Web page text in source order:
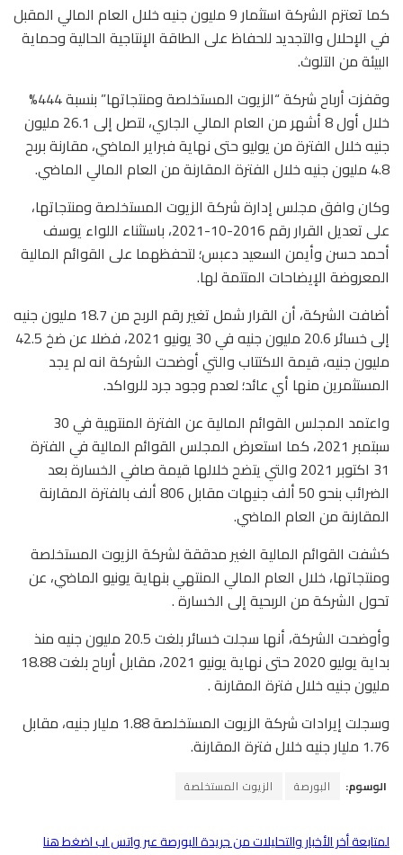
كما تعتزم الشركة استثمار 9 مليون جنيه خلال العام المالي المقبل
في الإحلال والتجديد للحفاظ على الطاقة الإنتاجية الحالية وحماية
البيئة من التلوث.
وقفزت أرباح شركة “الزيوت المستخلصة ومنتجاتها” بنسبة 444%
خلال أول 8 أشهر من العام المالي الجاري، لتصل إلى 26.1 مليون
جنيه خلال الفترة من يوليو حتى نهاية فبراير الماضي، مقارنة بربح
4.8 مليون جنيه خلال الفترة المقارنة من العام المالي الماضي.
وكان وافق مجلس إدارة شركة الزيوت المستخلصة ومنتجاتها،
على تعديل القرار رقم 2016-10-2021، باستثناء اللواء يوسف
أحمد حسن وأيمن السعيد دعبس؛ لتحفظهما على القوائم المالية
المعروضة الإيضاحات المتتمة لها.
أضافت الشركة، أن القرار شمل تغير رقم الربح من 18.7 مليون جنيه
إلى خسائر 20.6 مليون جنيه في 30 يونيو 2021، فضلا عن ضخ 42.5
مليون جنيه، قيمة الاكتتاب والتي أوضحت الشركة انه لم يجد
المستثمرين منها أي عائد؛ لعدم وجود جرد للرواكد.
واعتمد المجلس القوائم المالية عن الفترة المنتهية في 30
سبتمبر 2021، كما استعرض المجلس القوائم المالية في الفترة
31 اكتوبر 2021 والتي يتضح خلالها قيمة صافي الخسارة بعد
الضرائب بنحو 50 ألف جنيهات مقابل 806 ألف بالفترة المقارنة
المقارنة من العام الماضي.
كشفت القوائم المالية الغير مدققة لشركة الزيوت المستخلصة
ومنتجاتها، خلال العام المالي المنتهي بنهاية يونيو الماضي، عن
تحول الشركة من الربحية إلى الخسارة .
وأوضحت الشركة، أنها سجلت خسائر بلغت 20.5 مليون جنيه منذ
بداية يوليو 2020 حتى نهاية يونيو 2021، مقابل أرباح بلغت 18.88
مليون جنيه خلال فترة المقارنة .
وسجلت إيرادات شركة الزيوت المستخلصة 1.88 مليار جنيه، مقابل
1.76 مليار جنيه خلال فترة المقارنة.
الوسوم: البورصة الزيوت المستخلصة
لمتابعة أخر الأخبار والتحليلات من جريدة البورصة عبر واتس اب اضغط هنا